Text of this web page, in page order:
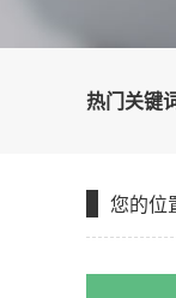
热门关键
您的位